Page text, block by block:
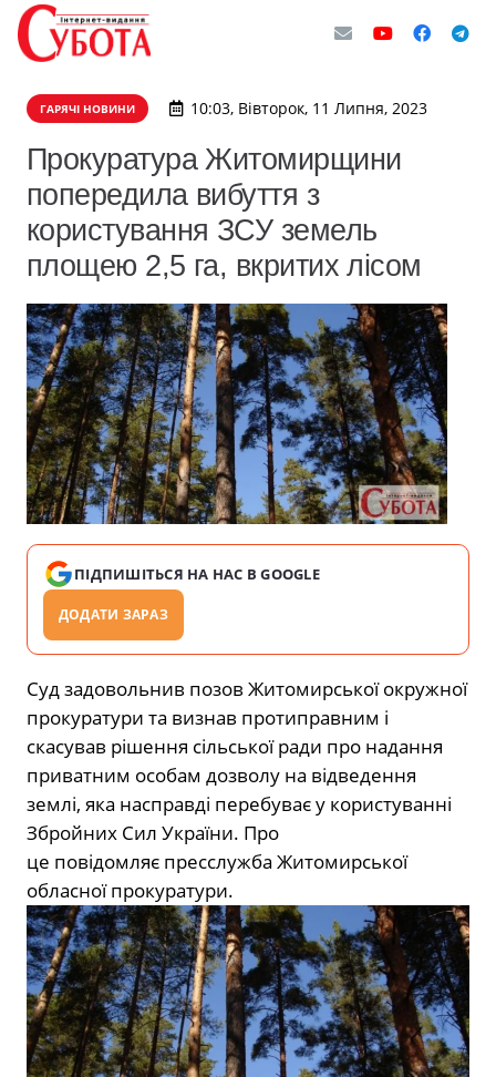
ГАРЯЧІ НОВИНИ 10:03, Вівторок, 11 Липня, 2023
Прокуратура Житомирщини
попередила вибуття з
користування ЗСУ земель
площею 2,5 га, вкритих лісом
ПІДПИШІТЬСЯ НА НАС В GOOGLE
ДОДАТИ ЗАРАЗ
Суд задовольнив позов Житомирської окружної
прокуратури та визнав протиправним і
скасував рішення сільської ради про надання
приватним особам дозволу на відведення
землі, яка насправді перебуває у користуванні
Збройних Сил України. Про
це повідомляє пресслужба Житомирської
обласної прокуратури.